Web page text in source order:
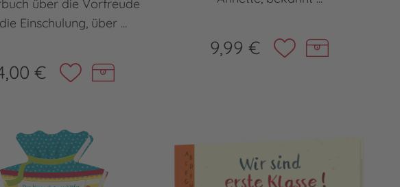
über die Vorfreude
Einschulung, über ...
€
9,99 €